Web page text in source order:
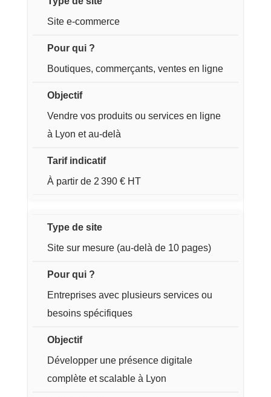
Site e-commerce
Boutiques, commerçants, ventes en ligne
Vendre vos produits ou services en ligne
à Lyon et au-delà
À partir de 2 390 € HT
Site sur mesure (au-delà de 10 pages)
Entreprises avec plusieurs services ou
besoins spécifiques
Développer une présence digitale
complète et scalable à Lyon